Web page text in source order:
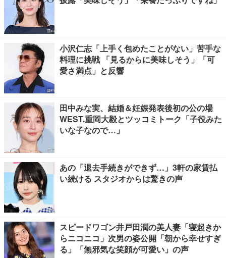
小沢仁志「上手く包めたことがない」苦手な
料理に挑戦 「見るからに美味しそう」「可
愛さ満点」と反響
田中みな実、結婚＆妊娠発表後初の公の場
WEST.重岡大毅とツッコミトーク「子役みた
いな子なので…」
あの「退去手続きができず…」3軒の家賃払
い続ける スタジオからは驚きの声
スピードワゴン井戸田潤の美人妻「寝起きか
らニコニコ」次男の姿公開「朝から幸せすぎ
る」「無邪気な笑顔が可愛い」の声